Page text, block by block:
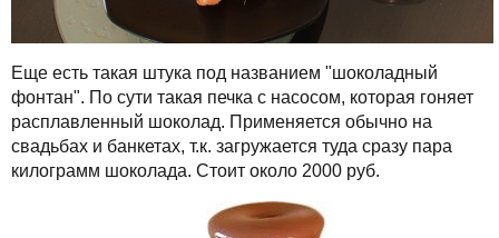
Еще есть такая штука под названием "шоколадный
фонтан". По сути такая печка с насосом, которая гоняет
расплавленный шоколад. Применяется обычно на
свадьбах и банкетах, т.к. загружается туда сразу пара
килограмм шоколада. Стоит около 2000 руб.